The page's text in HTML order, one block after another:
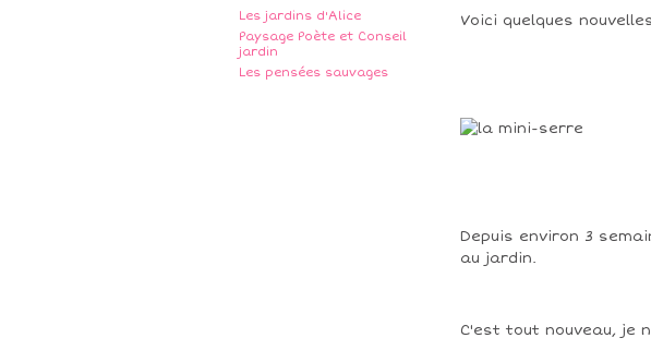
Les jardins d'Alice
Paysage Poète et Conseil
jardin
Les pensées sauvages
Voici quelques
Depuis environ 3
au jardin.
C'est tout nouveau, je